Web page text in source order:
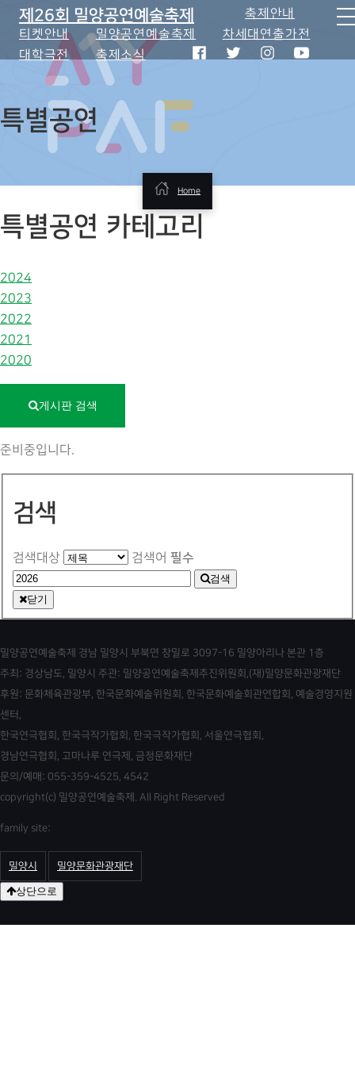
제26회 밀양공연예술축제
축제안내
티켓안내
밀양공연예술축제
차세대연출가전
대학극전
축제소식
특별공연
Home
특별공연 카테고리
2024
2023
2022
2021
2020
게시판 검색
준비중입니다.
검색
검색대상 검색어 필수
검색
닫기
밀양공연예술축제 경남 밀양시 부북면 창밀로 3097-16 밀양아리나 본관 1층
주최: 경상남도, 밀양시 주관: 밀양공연예술축제추진위원회,(재)밀양문화관광재단
후원: 문화체육관광부, 한국문화예술위원회, 한국문화예술회관연합회, 예술경영지원
센터,
한국연극협회, 한국극작가협회, 한국극작가협회, 서울연극협회,
경남연극협회, 고마나루 연극제, 금정문화재단
문의/예매: 055-359-4525, 4542
copyright(c) 밀양공연예술축제. All Right Reserved
family site:
밀양시 밀양문화관광재단
상단으로